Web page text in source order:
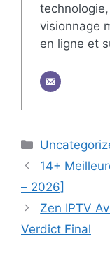
visionnage
en ligne et
Catégories
14+
– 2026]
Zen IPTV
Verdict Final